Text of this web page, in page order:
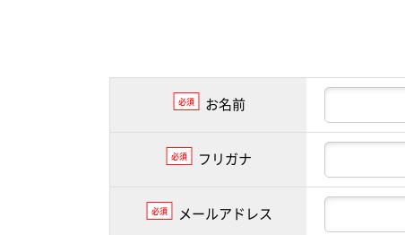
必須 お名前
必須 フリガナ
必須 メールアドレス